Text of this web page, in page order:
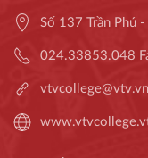
Số 137 Trần Phú
024.33853.048
vtvcollege@vtv.vn